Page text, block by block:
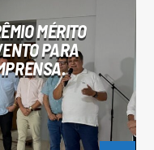
MÉRITO
PARA